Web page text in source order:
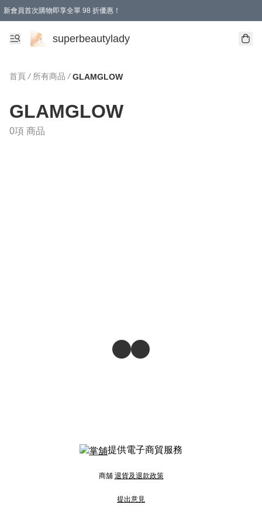
新會員首次購物即享全單 98 折優惠！
會員折扣優惠
superbeautylady
首頁 / 所有商品 / GLAMGLOW
GLAMGLOW
0項 商品
提供電子商貿服務
商舖 退貨及退款政策
提出意見